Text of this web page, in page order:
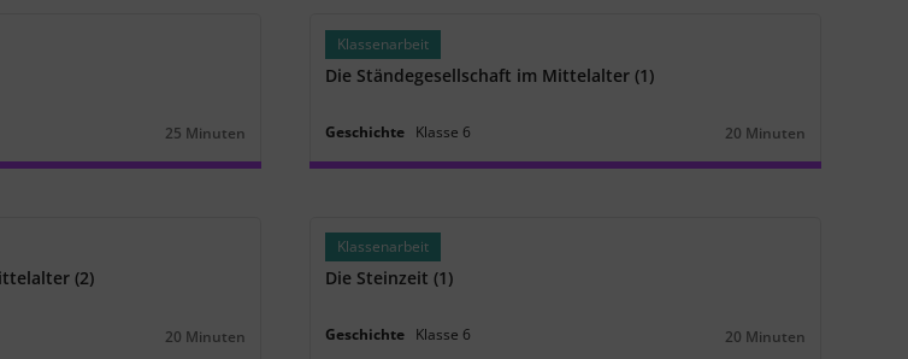
Dauer:
25 Minuten
Klassenarbeit
Die Ständegesellschaft im Mittelalter (1)
Geschichte Klasse 6
Dauer:
20 Minuten
(2)
Dauer:
20 Minuten
Klassenarbeit
Die Steinzeit (1)
Geschichte Klasse 6
Dauer:
20 Minuten